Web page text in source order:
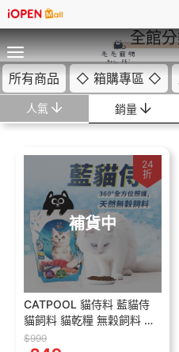
全館
所有商品 ◇ 箱購專區 ◇
人氣 銷量
補貨中
24
折
CATPOOL 貓侍料 藍貓侍
貓飼料 貓乾糧 無穀飼料 全
齡貓 六種魚 魚底飼料 天然
$999